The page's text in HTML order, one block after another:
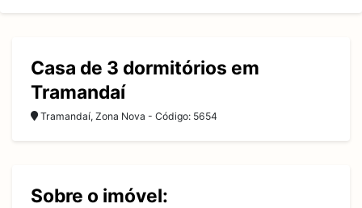
Casa de 3 dormitórios em
Tramandaí
Tramandaí, Zona Nova - Código: 5654
Sobre o imóvel: